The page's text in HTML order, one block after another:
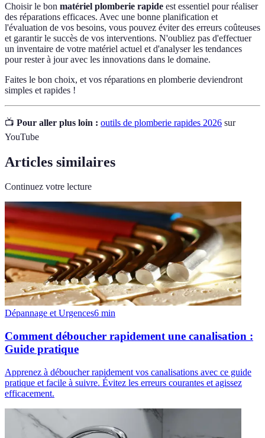
Choisir le bon matériel plomberie rapide est essentiel pour réaliser
des réparations efficaces. Avec une bonne planification et
l'évaluation de vos besoins, vous pouvez éviter des erreurs coûteuses
et garantir le succès de vos interventions. N'oubliez pas d'effectuer
un inventaire de votre matériel actuel et d'analyser les tendances
pour rester à jour avec les innovations dans le domaine.
Faites le bon choix, et vos réparations en plomberie deviendront
simples et rapides !
📺 Pour aller plus loin : outils de plomberie rapides 2026 sur
YouTube
Articles similaires
Continuez votre lecture
Dépannage et Urgences6 min
Comment déboucher rapidement une canalisation :
Guide pratique
Apprenez à déboucher rapidement vos canalisations avec ce guide
pratique et facile à suivre. Évitez les erreurs courantes et agissez
efficacement.